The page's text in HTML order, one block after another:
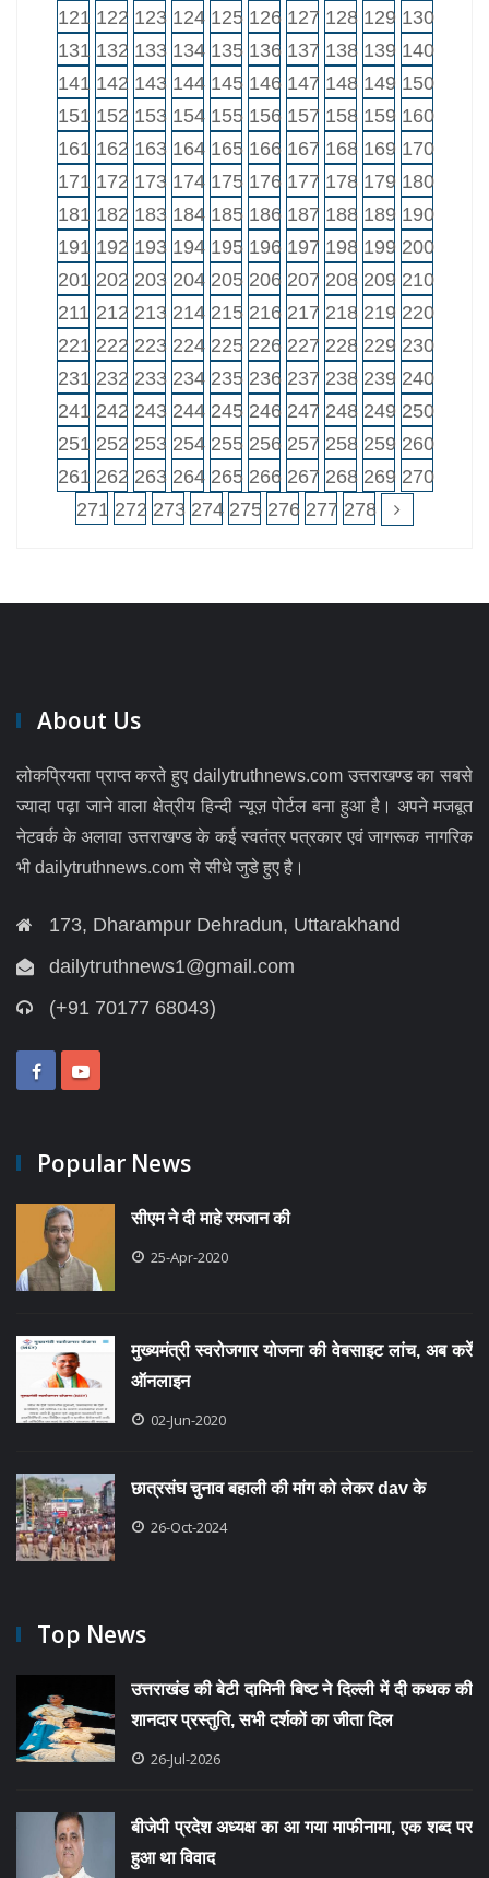
121 122 123 124 125 126 127 128 129 130
131 132 133 134 135 136 137 138 139 140
141 142 143 144 145 146 147 148 149 150
151 152 153 154 155 156 157 158 159 160
161 162 163 164 165 166 167 168 169 170
171 172 173 174 175 176 177 178 179 180
181 182 183 184 185 186 187 188 189 190
191 192 193 194 195 196 197 198 199 200
201 202 203 204 205 206 207 208 209 210
211 212 213 214 215 216 217 218 219 220
221 222 223 224 225 226 227 228 229 230
231 232 233 234 235 236 237 238 239 240
241 242 243 244 245 246 247 248 249 250
251 252 253 254 255 256 257 258 259 260
261 262 263 264 265 266 267 268 269 270
271 272 273 274 275 276 277 278
About Us
लोकप्रियता प्राप्त करते हुए dailytruthnews.com उत्तराखण्ड का सबसे
ज्यादा पढ़ा जाने वाला क्षेत्रीय हिन्दी न्यूज़ पोर्टल बना हुआ है। अपने मजबूत
नेटवर्क के अलावा उत्तराखण्ड के कई स्वतंत्र पत्रकार एवं जागरूक नागरिक
भी dailytruthnews.com से सीधे जुडे हुए है।
173, Dharampur Dehradun, Uttarakhand
dailytruthnews1@gmail.com
(+91 70177 68043)
Popular News
सीएम ने दी माहे रमजान की
25-Apr-2020
मुख्यमंत्री स्वरोजगार योजना की वेबसाइट लांच, अब करें
ऑनलाइन
02-Jun-2020
छात्रसंघ चुनाव बहाली की मांग को लेकर dav के
26-Oct-2024
Top News
उत्तराखंड की बेटी दामिनी बिष्ट ने दिल्ली में दी कथक की
शानदार प्रस्तुति, सभी दर्शकों का जीता दिल
26-Jul-2026
बीजेपी प्रदेश अध्यक्ष का आ गया माफीनामा, एक शब्द पर
हुआ था विवाद